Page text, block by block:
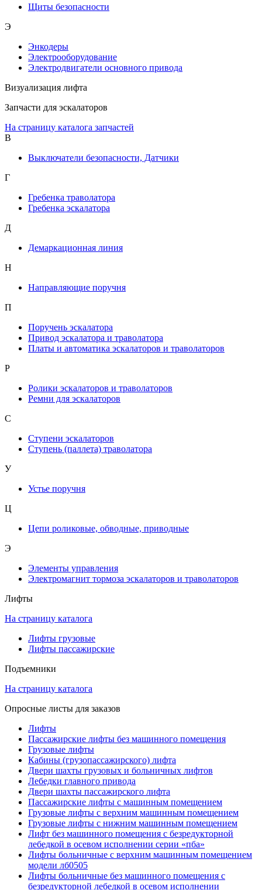
Щиты безопасности
Э
Энкодеры
Электрооборудование
Электродвигатели основного привода
Визуализация лифта
Запчасти для эскалаторов
На страницу каталога запчастей
В
Выключатели безопасности, Датчики
Г
Гребенка траволатора
Гребенка эскалатора
Д
Демаркационная линия
Н
Направляющие поручня
П
Поручень эскалатора
Привод эскалатора и траволатора
Платы и автоматика эскалаторов и траволаторов
Р
Ролики эскалаторов и траволаторов
Ремни для эскалаторов
С
Ступени эскалаторов
Ступень (паллета) траволатора
У
Устье поручня
Ц
Цепи роликовые, обводные, приводные
Э
Элементы управления
Электромагнит тормоза эскалаторов и траволаторов
Лифты
На страницу каталога
Лифты грузовые
Лифты пассажирские
Подъемники
На страницу каталога
Опросные листы для заказов
Лифты
Пассажирские лифты без машинного помещения
Грузовые лифты
Кабины (грузопассажирского) лифта
Двери шахты грузовых и больничных лифтов
Лебедки главного привода
Двери шахты пассажирского лифта
Пассажирские лифты с машинным помещением
Грузовые лифты с верхним машинным помещением
Грузовые лифты с нижним машинным помещением
Лифт без машинного помещения с безредукторной
лебедкой в осевом исполнении серии «пба»
Лифты больничные с верхним машинным помещением
модели лб0505
Лифты больничные без машинного помещения с
безредукторной лебедкой в осевом исполнении